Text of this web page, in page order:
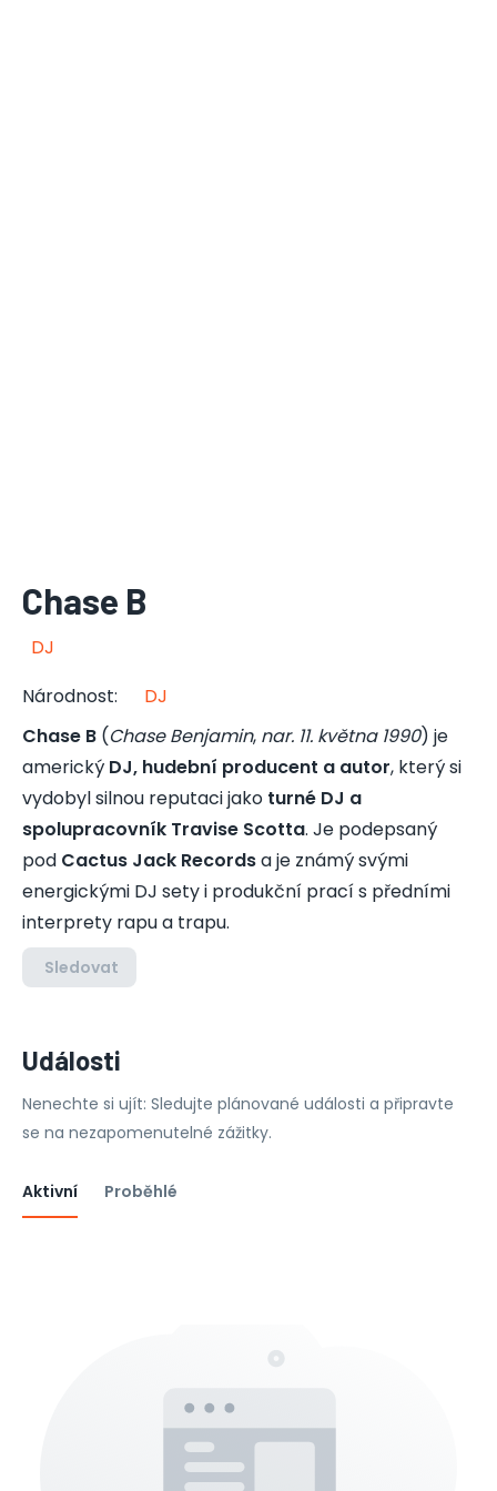
Chase B
DJ
Národnost:
DJ
Chase B (Chase Benjamin, nar. 11. května 1990) je
americký DJ, hudební producent a autor, který si
vydobyl silnou reputaci jako turné DJ a
spolupracovník Travise Scotta. Je podepsaný
pod Cactus Jack Recordsa je známý svými
energickými DJ sety i produkční prací s předními
interprety rapu a trapu.
Sledovat
Události
Nenechte si ujít: Sledujte plánované události a připravte
se na nezapomenutelné zážitky.
Aktivní Proběhlé